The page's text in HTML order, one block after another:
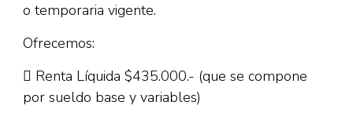
o temporaria vigente.
Ofrecemos:
 Renta Líquida $435.000.- (que se compone
por sueldo base y variables)